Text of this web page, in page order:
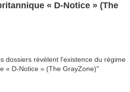
« D-Notice » (The